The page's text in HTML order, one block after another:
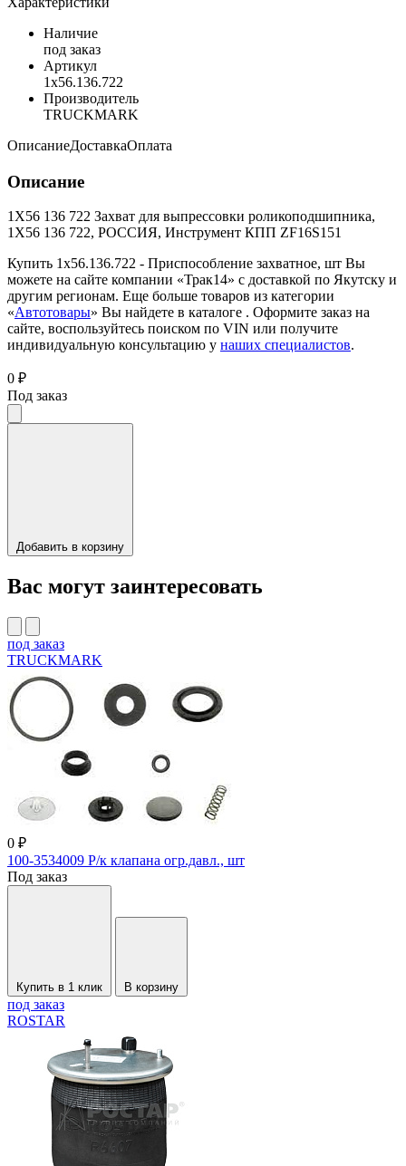
Наличие
под заказ
Артикул
1х56.136.722
Производитель
TRUCKMARK
ОписаниеДоставкаОплата
Описание
1Х56 136 722 Захват для выпрессовки роликоподшипника,
1Х56 136 722, РОССИЯ, Инструмент КПП ZF16S151
Купить 1х56.136.722 - Приспособление захватное, шт Вы
можете на сайте компании «Трак14» с доставкой по Якутску и
другим регионам. Еще больше товаров из категории
«Автотовары» Вы найдете в каталоге . Оформите заказ на
сайте, воспользуйтесь поиском по VIN или получите
индивидуальную консультацию у наших специалистов.
0 ₽
Под заказ
Добавить в корзину
Вас могут заинтересовать
под заказ
TRUCKMARK
0 ₽
100-3534009 Р/к клапана огр.давл., шт
Под заказ
Купить в 1 клик В корзину
под заказ
ROSTAR